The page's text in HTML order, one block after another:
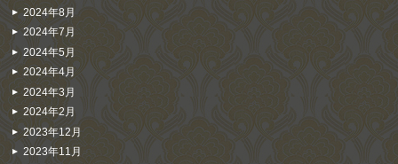
2024年8月
2024年7月
2024年5月
2024年4月
2024年3月
2024年2月
2023年12月
2023年11月